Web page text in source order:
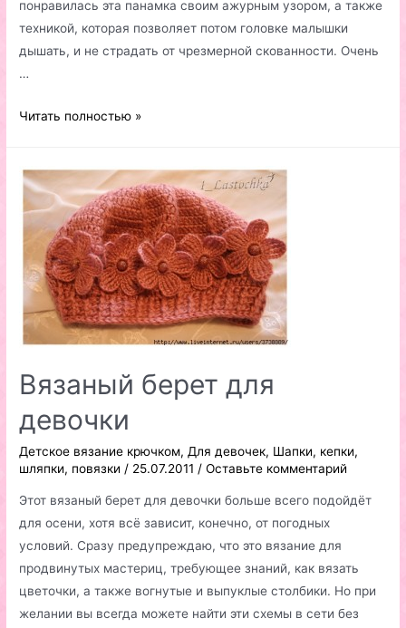
понравилась эта панамка своим ажурным узором, а также
техникой, которая позволяет потом головке малышки
дышать, и не страдать от чрезмерной скованности. Очень
…
Вязаный
убор
Читать полностью »
Вязаный берет для
девочки
Детское вязание крючком, Для девочек, Шапки, кепки,
шляпки, повязки / 25.07.2011 /Оставьте комментарий
Этот вязаный берет для девочки больше всего подойдёт
для осени, хотя всё зависит, конечно, от погодных
условий. Сразу предупреждаю, что это вязание для
продвинутых мастериц, требующее знаний, как вязать
цветочки, а также вогнутые и выпуклые столбики. Но при
желании вы всегда можете найти эти схемы в сети без